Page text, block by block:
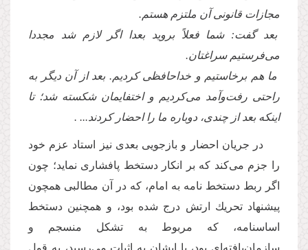
مجازات قانونى آن ملتزم هستم.
بعد گفت: شما فعلاً بروید بعدا اگر لازم شد مجددا
مى‌فرستیم سراغتان.
ما هم برخاستیم و خداحافظى كردیم. بعد از آن دیگر به
راحتى رفت‌وآمد مى‌كردیم و اختفایمان شكسته شد؛ تا
اینكه بعد از چندى، دوباره ما را احضار كردند... .
در جریان احضار و بازجویى بعدى نیز استاد عزم خود
را جزم مى‌كند كه بر انكار دستخط پافشارى نماید؛ چون
اگر ربط دستخط نامه به امام، كه در آن مطالبى همچون
پیشنهاد تحریك ارتش درج شده بود، و همچنین دستخط
اساسنامه، كه مربوط به تشكل منسجم و
سازمان‌یافته‌اى بود، با ایشان به اثبات مى‌رسید، به قول